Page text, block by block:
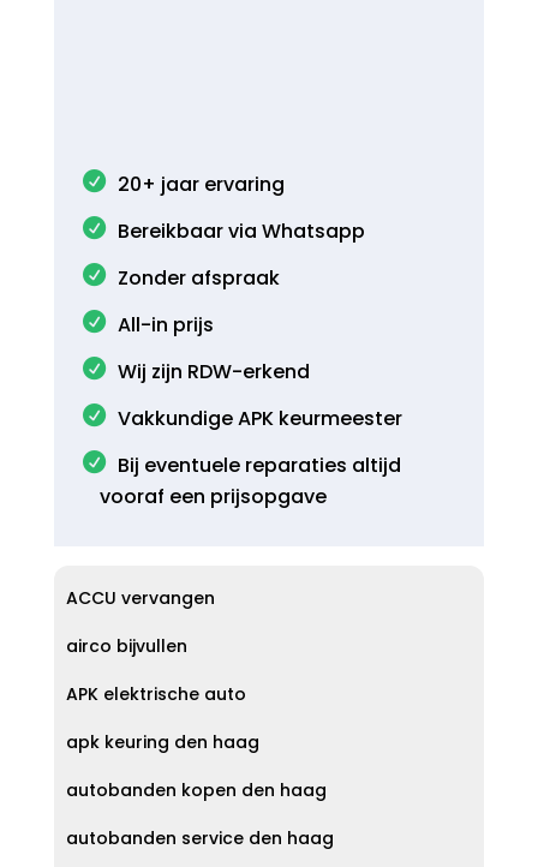
20+ jaar ervaring
Bereikbaar via Whatsapp
Zonder afspraak
All-in prijs
Wij zijn RDW-erkend
Vakkundige APK keurmeester
Bij eventuele reparaties altijd
vooraf een prijsopgave
ACCU vervangen
airco bijvullen
APK elektrische auto
apk keuring den haag
autobanden kopen den haag
autobanden service den haag